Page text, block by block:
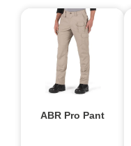
ABR Pro Pant